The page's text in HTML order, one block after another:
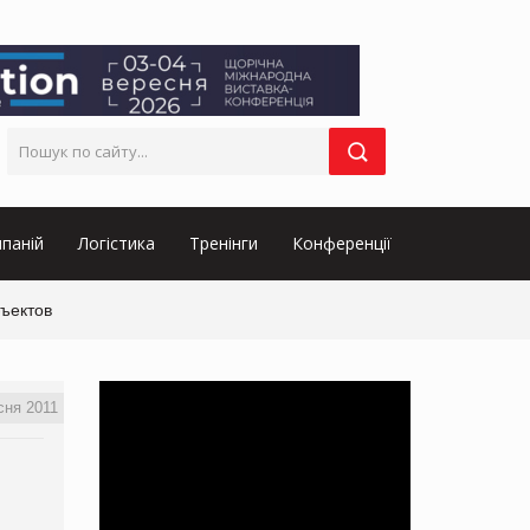
Логістика Тренінги Конференції
2011